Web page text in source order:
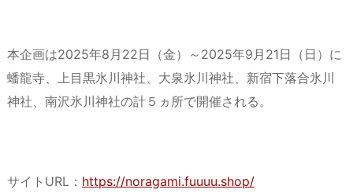
本企画は2025年8月22日（金）～2025年9月21日（日）に
蟠龍寺、上目黒氷川神社、大泉氷川神社、新宿下落合氷川
神社、南沢氷川神社の計５ヵ所で開催される。
サイトURL： https://noragami.fuuuu.shop/